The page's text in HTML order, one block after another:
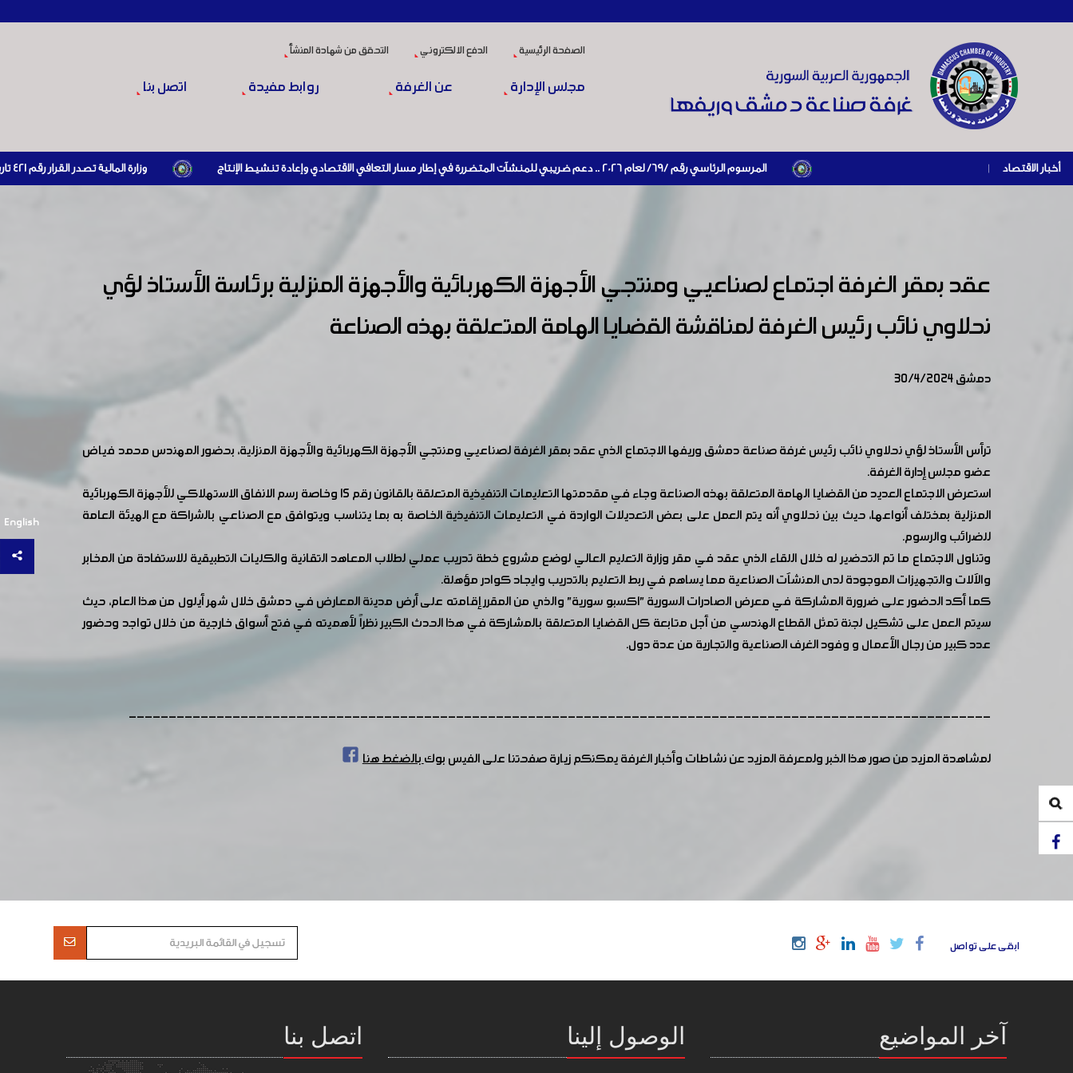
الصفحة الرئيسية الدفع الالكتروني التحقق من شهادة المنشأ
مجلس الإدارة عن الغرفة روابط مفيدة اتصل بنا
أخبار الاقتصاد | المرسوم الرئاسي رقم /69/ لعام 2026 .. دعم ضريبي للمنشآت المتضررة في إطار مسار التعافي الاقتصادي وإعادة تنشيط الإنتاج وزارة المالية تصدر القرار رقم 421 تاريخ 24/3/2026 المتضمن الزام المستوردين بإبراز براءة ذمة مالية سارية صادرة عن الهيئة العامة للضرائب والرسوم أو مديرياتها عند القيام بعمليات الاستيراد
English
عقد بمقر الغرفة اجتماع لصناعيي ومنتجي الأجهزة الكهربائية والأجهزة المنزلية برئاسة الأستاذ لؤي
نحلاوي نائب رئيس الغرفة لمناقشة القضايا الهامة المتعلقة بهذه الصناعة
دمشق 30/4/2024
ترأس الأستاذ لؤي نحلاوي نائب رئيس غرفة صناعة دمشق وريفها الاجتماع الذي عقد بمقر الغرفة لصناعيي ومنتجي الأجهزة الكهربائية والأجهزة المنزلية، بحضور المهندس محمد فياض
عضو مجلس إدارة الغرفة.
استعرض الاجتماع العديد من القضايا الهامة المتعلقة بهذه الصناعة وجاء في مقدمتها التعليمات التنفيذية المتعلقة بالقانون رقم 15 وخاصة رسم الانفاق الاستهلاكي للأجهزة الكهربائية
المنزلية بمختلف أنواعها، حيث بين نحلاوي أنه يتم العمل على بعض التعديلات الواردة في التعليمات التنفيذية الخاصة به بما يتناسب ويتوافق مع الصناعي بالشراكة مع الهيئة العامة
للضرائب والرسوم.
وتناول الاجتماع ما تم التحضير له خلال اللقاء الذي عقد في مقر وزارة التعليم العالي لوضع مشروع خطة تدريب عملي لطلاب المعاهد التقانية والكليات التطبيقية للاستفادة من المخابر
والآلات والتجهيزات الموجودة لدى المنشآت الصناعية مما يساهم في ربط التعليم بالتدريب وايجاد كوادر مؤهلة.
كما أكد الحضور على ضرورة المشاركة في معرض الصادرات السورية "اكسبو سورية" والذي من المقرر إقامته على أرض مدينة المعارض في دمشق خلال شهر أيلول من هذا العام، حيث
سيتم العمل على تشكيل لجنة تمثل القطاع الهندسي من أجل متابعة كل القضايا المتعلقة بالمشاركة في هذا الحدث الكبير نظراً لأهميته في فتح أسواق خارجية من خلال تواجد وحضور
عدد كبير من رجال الأعمال و وفود الغرف الصناعية والتجارية من عدة دول.
------------------------------------------------------------------------------------------------------------
لمشاهدة المزيد من صور هذا الخبر ولمعرفة المزيد عن نشاطات وأخبار الغرفة يمكنكم زيارة صفحتنا على الفيس بوكبالضغط هنا
ابقى على تواصل
آخر المواضيع الوصول إلينا اتصل بنا